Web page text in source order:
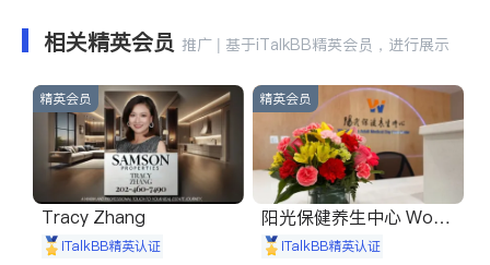
相关精英会员 推广 | 基于iTalkBB精英会员，进行展示
精英会员
Tracy Zhang
iTalkBB精英认证
精英会员
阳光保健养生中心 World
shine
iTalkBB精英认证